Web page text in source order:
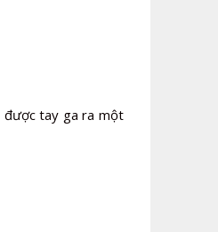
được tay ga ra một